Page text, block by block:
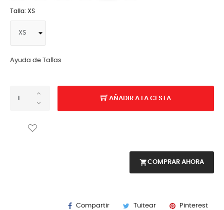
Talla: XS
Ayuda de Tallas
AÑADIR A LA CESTA
shopping_cartCOMPRAR AHORA
Compartir Tuitear Pinterest